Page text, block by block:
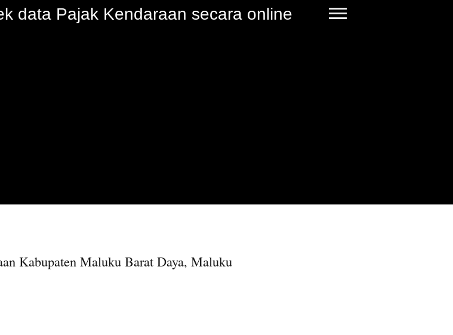
data Pajak Kendaraan secara online
Kabupaten Maluku Barat Daya, Maluku